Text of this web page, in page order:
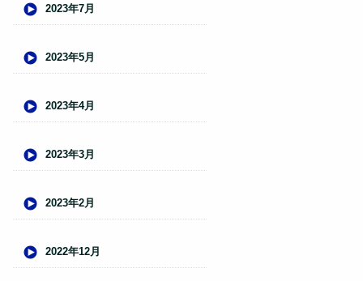
2023年7月
2023年5月
2023年4月
2023年3月
2023年2月
2022年12月